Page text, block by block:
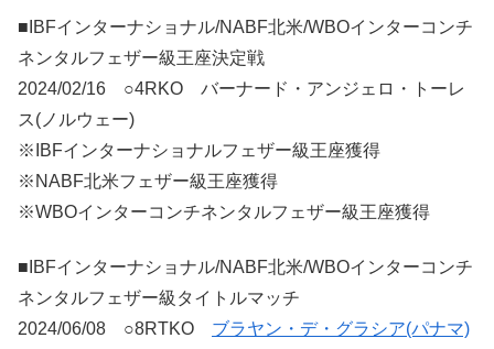
■IBFインターナショナル/NABF北米/WBOインターコンチ
ネンタルフェザー級王座決定戦
2024/02/16 ○4RKO バーナード・アンジェロ・トーレ
ス(ノルウェー)
※IBFインターナショナルフェザー級王座獲得
※NABF北米フェザー級王座獲得
※WBOインターコンチネンタルフェザー級王座獲得
■IBFインターナショナル/NABF北米/WBOインターコンチ
ネンタルフェザー級タイトルマッチ
2024/06/08 ○8RTKO ブラヤン・デ・グラシア(パナマ)